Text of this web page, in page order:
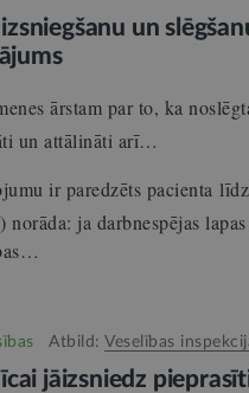
un
ārstam par to, ka
un attālināti arī…
ir paredzēts pacienta
ja darbnespējas
Atbild: Veselības
jāizsniedz